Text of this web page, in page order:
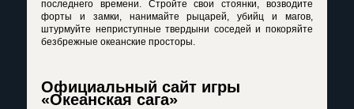
последнего времени. Стройте свои стоянки, возводите
форты и замки, нанимайте рыцарей, убийц и магов,
штурмуйте неприступные твердыни соседей и покоряйте
безбрежные океанские просторы.
Официальный сайт игры
«Океанская сага»